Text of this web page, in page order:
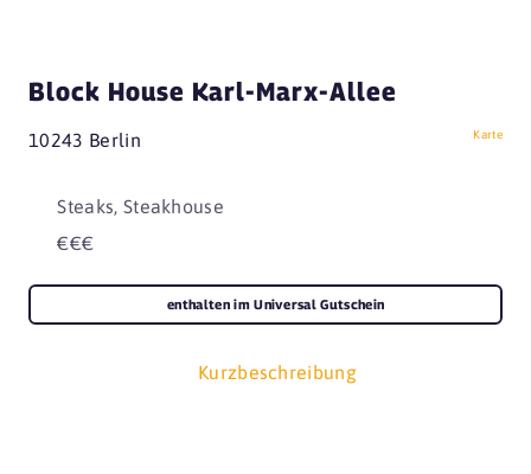
Block House Karl-Marx-Allee
10243 Berlin Karte
Steaks, Steakhouse
€€€
Kurzbeschreibung
enthalten im Universal Gutschein